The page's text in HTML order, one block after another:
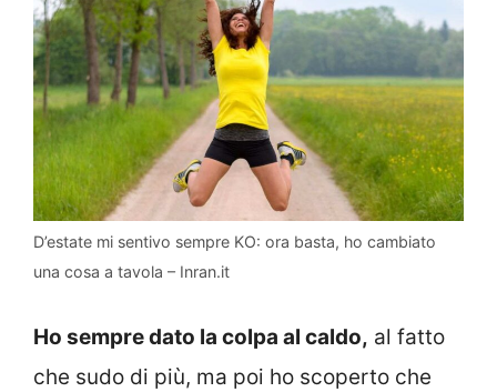
D’estate mi sentivo sempre KO: ora basta, ho cambiato
una cosa a tavola – Inran.it
Ho sempre dato la colpa al caldo, al fatto
che sudo di più, ma poi ho scoperto che